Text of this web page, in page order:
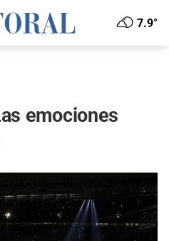
7.9°
emociones